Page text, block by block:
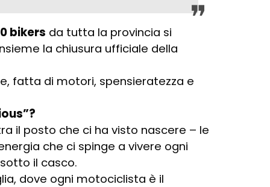
bikers da tutta la provincia si
la chiusura ufficiale della
fatta di motori, spensieratezza e
il posto che ci ha visto nascere – le
che ci spinge a vivere ogni
il casco.
dove ogni motociclista è il